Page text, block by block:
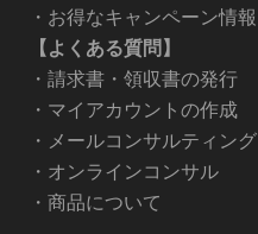
・ お得なキャンペーン情報
【よくある質問】
・ 請求書・領収書の発行
・ マイアカウントの作成
・ メールコンサルティング
・ オンラインコンサル
・ 商品について